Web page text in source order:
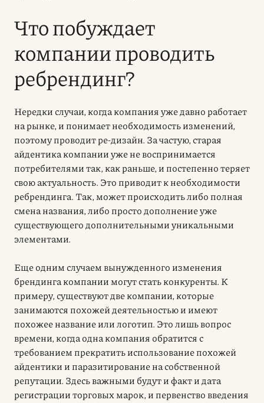
Что побуждает
компании проводить
ребрендинг?
Нередки случаи, когда компания уже давно работает
на рынке, и понимает необходимость изменений,
поэтому проводит ре-дизайн. За частую, старая
айдентика компании уже не воспринимается
потребителями так, как раньше, и постепенно теряет
свою актуальность. Это приводит к необходимости
ребрендинга. Так, может происходить либо полная
смена названия, либо просто дополнение уже
существующего дополнительными уникальными
элементами.
Еще одним случаем вынужденного изменения
брендинга компании могут стать конкуренты. К
примеру, существуют две компании, которые
занимаются похожей деятельностью и имеют
похожее название или логотип. Это лишь вопрос
времени, когда одна компания обратится с
требованием прекратить использование похожей
айдентики и паразитирование на собственной
репутации. Здесь важными будут и факт и дата
регистрации торговых марок, и первенство введения